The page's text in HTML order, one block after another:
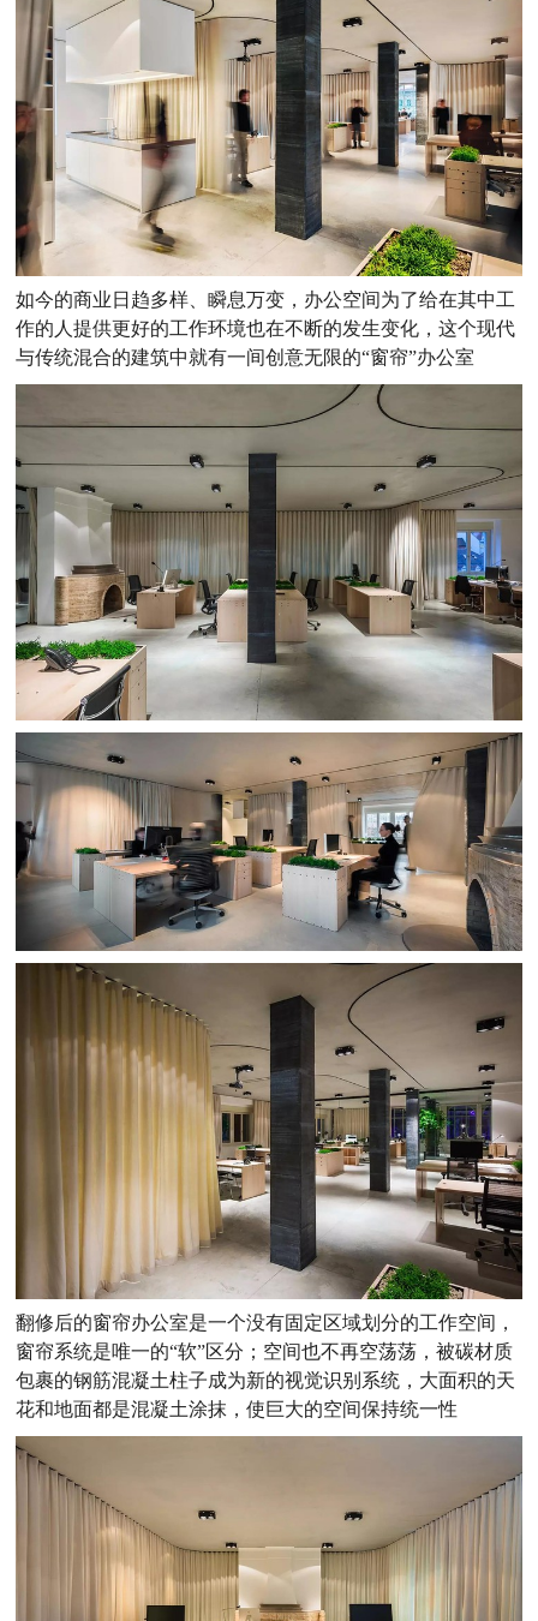
如今的商业日趋多样、瞬息万变，办公空间为了给在其中工
作的人提供更好的工作环境也在不断的发生变化，这个现代
与传统混合的建筑中就有一间创意无限的“窗帘”办公室
翻修后的窗帘办公室是一个没有固定区域划分的工作空间，
窗帘系统是唯一的“软”区分；空间也不再空荡荡，被碳材质
包裹的钢筋混凝土柱子成为新的视觉识别系统，大面积的天
花和地面都是混凝土涂抹，使巨大的空间保持统一性